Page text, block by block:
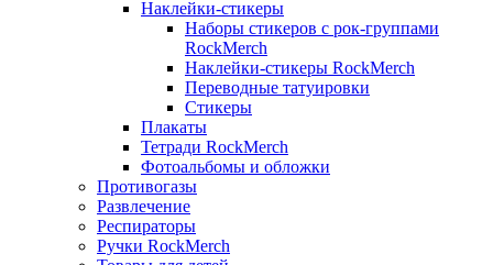
Наклейки-стикеры
Наборы стикеров с рок-группами
RockMerch
Наклейки-стикеры RockMerch
Переводные татуировки
Стикеры
Плакаты
Тетради RockMerch
Фотоальбомы и обложки
Противогазы
Развлечение
Респираторы
Ручки RockMerch